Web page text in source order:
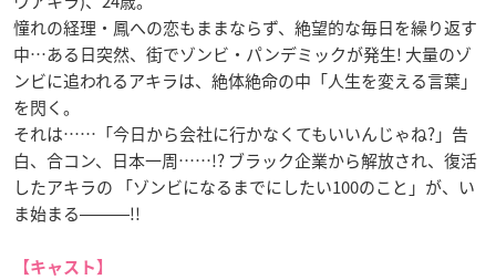
憧れの経理・鳳への恋もままならず、絶望的な毎日を繰り返す
中…ある日突然、街でゾンビ・パンデミックが発生! 大量のゾ
ンビに追われるアキラは、絶体絶命の中「人生を変える言葉」
を閃く。
それは……「今日から会社に行かなくてもいいんじゃね?」告
白、合コン、日本一周……!? ブラック企業から解放され、復活
したアキラの 「ゾンビになるまでにしたい100のこと」が、い
ま始まる―――!!
【キャスト】